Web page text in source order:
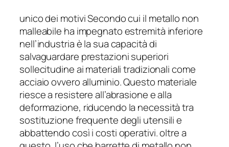
unico dei motivi Secondo cui il metallo non
malleabile ha impegnato estremità inferiore
nell’industria è la sua capacità di
salvaguardare prestazioni superiori
sollecitudine ai materiali tradizionali come
acciaio ovvero alluminio. Questo materiale
riesce a resistere all’abrasione e alla
deformazione, riducendo la necessità tra
sostituzione frequente degli utensili e
abbattendo così i costi operativi. oltre a